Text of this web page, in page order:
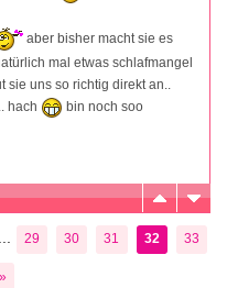
aber bisher macht sie es
mal etwas schlafmangel
sie uns so richtig direkt an..
hach
bin noch soo
... 29 30 31 32 33